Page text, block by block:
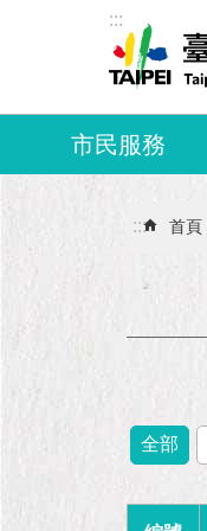
跳到主要內容區塊
:::
市民服務
::: 首頁
全部